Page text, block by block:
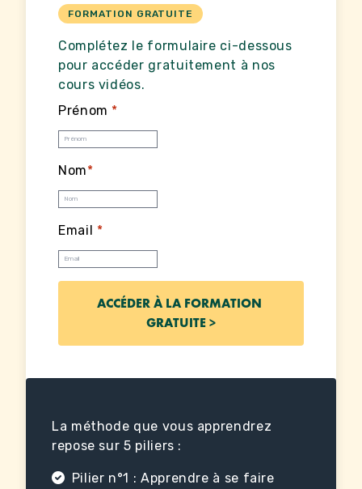
La méthode que vous apprendrez
repose sur 5 piliers :
Pilier n°1 : Apprendre à se faire
FORMATION GRATUITE
Complétez le formulaire ci-dessous
pour accéder gratuitement à nos
cours vidéos.
Prénom *
Nom*
Email *